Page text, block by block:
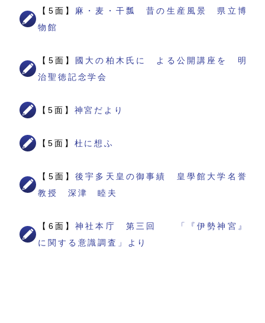
【5面】 麻・麦・干瓢 昔の生産風景 県立博
物館
【5面】
國大の柏木氏に よる公開講座を 明
治聖徳記念学会
【5面】 神宮だより
【5面】 杜に想ふ
【5面】後宇多天皇の御事績 皇學館大学名誉
教授 深津 睦夫
【6面】神社本庁 第三回 「『伊勢神宮』
に関する意識調査」より